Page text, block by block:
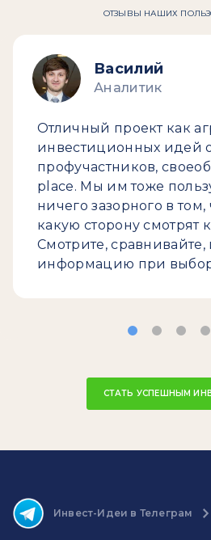
ОТЗЫВЫ НАШИХ
Василий
Аналитик
Отличный проект как
инвестиционных идей
профучастников,
place. Мы им тоже
ничего зазорного в том,
какую сторону смотрят
Смотрите, сравнивайте,
информацию при
СТАТЬ УСПЕШНЫМ
Инвест-Идеи в Телеграм